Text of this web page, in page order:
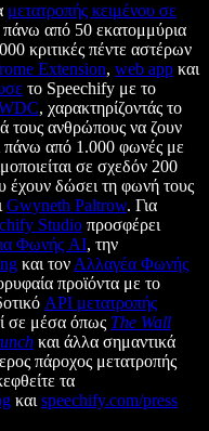
μετατροπής κειμένου σε
από 50 εκατομμύρια
κριτικές πέντε αστέρων
Extension, web app και
το Speechify με το
, χαρακτηρίζοντάς το
τους ανθρώπους να ζουν
πάνω από 1.000 φωνές με
σε σχεδόν 200
έχουν δώσει τη φωνή τους
Gwyneth Paltrow. Για
Studio προσφέρει
Φωνής AI, την
και τονΑλλαγέα Φωνής
προϊόντα με το
API μετατροπής
σε μέσα όπως The Wall
και άλλα σημαντικά
πάροχος μετατροπής
τα
καιspeechify.com/press